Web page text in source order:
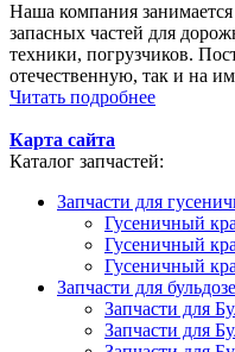
Наша компания
запасных частей для
техники, погрузчиков.
отечественную, так и на
Читать подробнее
Карта сайта
Каталог запчастей:
Запчасти для
Гусеничный
Гусеничный
Гусеничный
Запчасти для
Запчасти для
Запчасти для